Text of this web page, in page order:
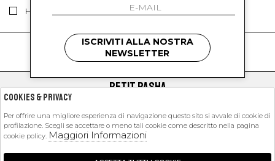
Ho letto ed accettato le condizioni sulla privacy.
kids
PETIT PASHA
EXTRA
ISCRIVITI ALLA NOSTRA
NEWSLETTER
Cookies & Privacy
Per offrire una migliore esperienza di navigazione questo sito si avvale di cookie di
profilazione. Scegli se accettare o meno tali cookie come descritto nella pagina
cookie policy. Maggiori Informazioni